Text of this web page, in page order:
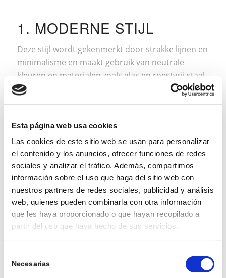
Esta página web usa cookies
Las cookies de este sitio web se usan para personalizar
el contenido y los anuncios, ofrecer funciones de redes
sociales y analizar el tráfico. Además, compartimos
información sobre el uso que haga del sitio web con
nuestros partners de redes sociales, publicidad y análisis
web, quienes pueden combinarla con otra información
que les haya proporcionado o que hayan recopilado a
partir del uso que haya hecho de sus servicios.
Necesarias
1. MODERNE STIJL
Deze stijl wordt gekenmerkt door strakke lijnen en
minimalisme en maakt gebruik van neutrale
kleuren en materialen zoals glas en roestvrij staal
om een gepolijste, eigentijdse look te creëren.
2. RUSTIEKE STIJL
Met details in hout, steen en natuurlijke
elementen roept de rustieke badkamer het gevoel
op alsof je in een gezellige hut bent. Combineer
warme kleuren en vintage accessoires voor een
nostalgisch tintje.
3. SPA STIJL